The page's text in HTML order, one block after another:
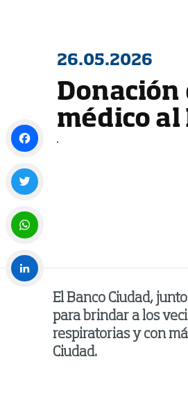
26.05.2026
médico
El Banco Ciudad,
para brindar a los
respiratorias y con
Ciudad.
Facebook
Twitter
WhatsApp